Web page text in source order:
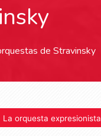
de Stravinsky
La orquesta expresionista